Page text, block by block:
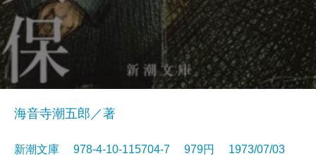
海音寺潮五郎／著
新潮文庫 978-4-10-115704-7 979円 1973/07/03